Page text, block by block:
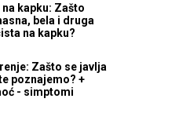
na kapku: Zašto
bela i druga
na kapku?
Zašto se javlja
poznajemo? +
- simptomi